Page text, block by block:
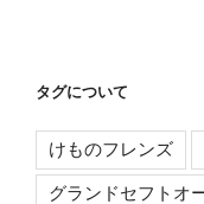
タグについて
けものフレンズ
グランドセフトオ